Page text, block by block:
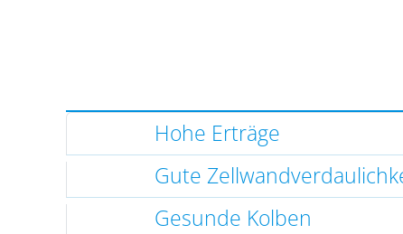
Hohe Erträge
Gute
Gesunde Kolben